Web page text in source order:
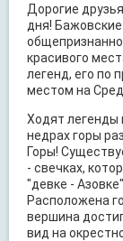
Дорогие
дня!
красивого
легенд, его по
местом на
Ходят легенды
недрах горы
Горы!
- свечках,
"девке -
Расположена
вершина
вид на